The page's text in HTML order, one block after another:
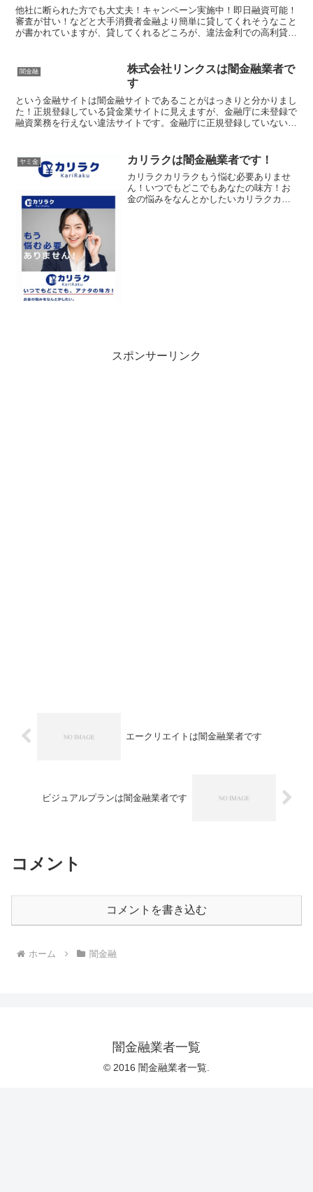
他社に断られた方でも大丈夫！キャンペーン実施中！即日融資可能！
審査が甘い！などと大手消費者金融より簡単に貸してくれそうなこと
が書かれていますが、貸してくれるどころが、違法金利での高利貸し
闇金融
株式会社リンクスは闇金融業者で
す
という金融サイトは闇金融サイトであることがはっきりと分かりまし
た！正規登録している貸金業サイトに見えますが、金融庁に未登録で
融資業務を行えない違法サイトです。金融庁に正規登録していない未
ヤミ金 カリラクは闇金融業者です！
カリラクカリラクもう悩む必要ありませ
ん！いつでもどこでもあなたの味方！お
金の悩みをなんとかしたいカリラクカリ
スポンサーリンク
エークリエイトは闇金融業者です
ビジュアルプランは闇金融業者です
コメント
コメントを書き込む
ホーム 闇金融
闇金融業者一覧
© 2016 闇金融業者一覧.